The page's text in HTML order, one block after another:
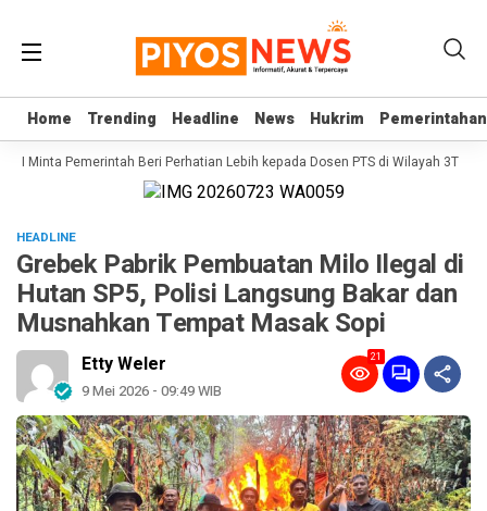
Home Trending Headline News Hukrim Pemerintahan
Home Trending Headline News Hukrim Pemerintahan
Minta Pemerintah Beri Perhatian Lebih kepada Dosen PTS di Wilayah 3T
HEADLINE
Grebek Pabrik Pembuatan Milo Ilegal di
Hutan SP5, Polisi Langsung Bakar dan
Musnahkan Tempat Masak Sopi
Etty Weler
9 Mei 2026 - 09:49 WIB
21